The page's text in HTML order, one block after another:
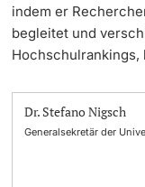
indem er
begleitet und
Hochschulrankings,
Dr. Stefano Nigsch
Generalsekretär der